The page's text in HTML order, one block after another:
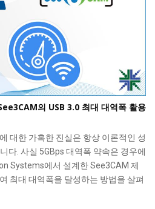
의 USB 3.0 최대 대역폭 활용
대한 가혹한 진실은 항상 이론적인 성
다. 사실 5GBps 대역폭 약속은 경우에
Systems에서 설계한 See3CAM 제
최대 대역폭을 달성하는 방법을 살펴